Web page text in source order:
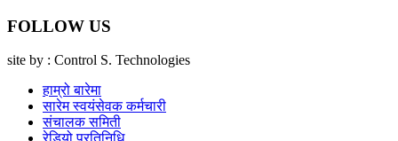
FOLLOW US
site by : Control S. Technologies
हाम्रो बारेमा
सारेम स्वयंसेवक कर्मचारी
संचालक समिती